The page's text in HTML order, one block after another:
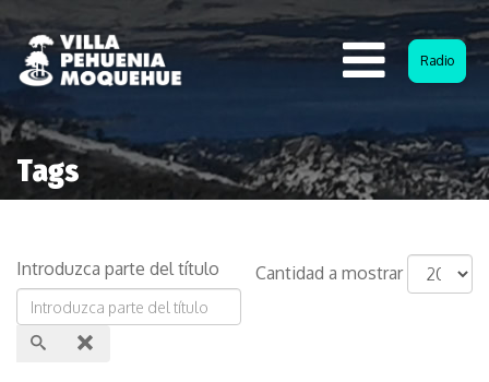
Radio
Tags
Introduzca parte del título Cantidad a mostrar